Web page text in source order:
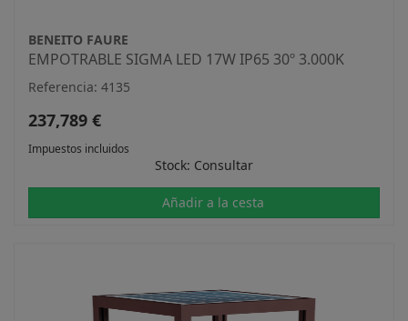
BENEITO FAURE
EMPOTRABLE SIGMA LED 17W IP65 30º 3.000K
Referencia: 4135
237,789 €
Impuestos incluidos
Stock: Consultar
Añadir a la cesta